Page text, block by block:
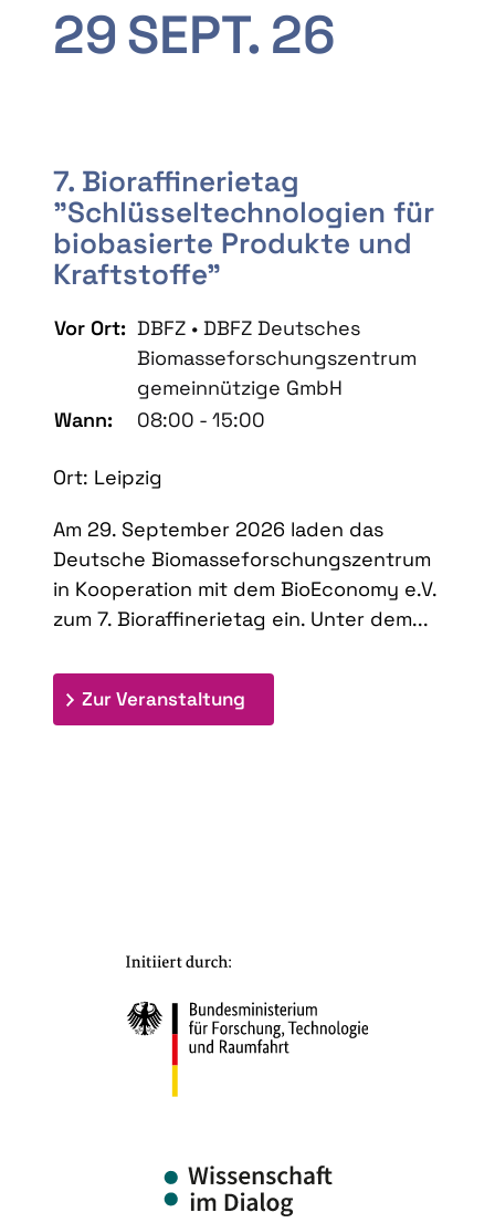
29SEPT. 26
7. Bioraffinerietag
"Schlüsseltechnologien für
biobasierte Produkte und
Kraftstoffe"
Vor Ort: DBFZ • DBFZ Deutsches
Biomasseforschungszentrum
gemeinnützige GmbH
Wann:
08:00 - 15:00
Ort: Leipzig
Am 29. September 2026 laden das
Deutsche Biomasseforschungszentrum
in Kooperation mit dem BioEconomy e.V.
zum 7. Bioraffinerietag ein. Unter dem...
Zur Veranstaltung